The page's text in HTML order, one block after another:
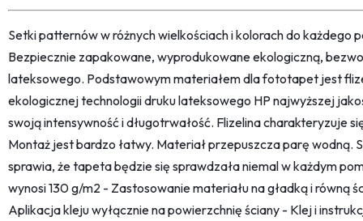
Setki patternów w różnych wielkościach i kolorach do każdego
Bezpiecznie zapakowane, wyprodukowane ekologiczną,
lateksowego. Podstawowym materiałem dla fototapet jest
ekologicznej technologii druku lateksowego HP najwyższej
swoją intensywność i długotrwałość. Flizelina charakteryzuje
Montaż jest bardzo łatwy. Materiał przepuszcza parę wodną.
sprawia, że tapeta będzie się sprawdzała niemal w każdym
wynosi 130 g/m2 - Zastosowanie materiału na gładką i równą
Aplikacja kleju wyłącznie na powierzchnię ściany - Klej i